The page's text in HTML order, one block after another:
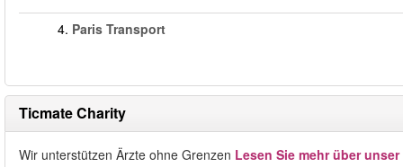
4. Paris Transport
Ticmate Charity
Wir unterstützen Ärzte ohne Grenzen Lesen Sie mehr über